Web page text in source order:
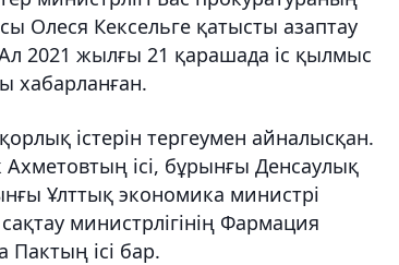
Олеся Кексельге қатысты азаптау
2021 жылғы 21 қарашада іс қылмыс
хабарланған.
істерін тергеумен айналысқан.
ісі, бұрынғы Денсаулық
Ұлттық экономика министрі
министрлігінің Фармация
Пактың ісі бар.